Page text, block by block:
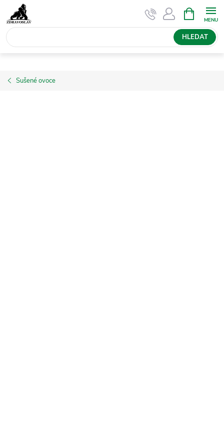
na
obsah
HLEDAT
NÁKUPNÍ
KOŠÍK
Sušené ovoce